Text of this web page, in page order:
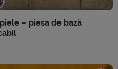
– piesa de bază